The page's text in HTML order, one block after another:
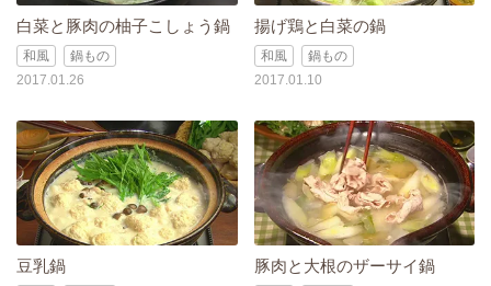
白菜と豚肉の柚子こしょう鍋
和風
鍋もの
2017.01.26
揚げ鶏と白菜の鍋
和風
鍋もの
2017.01.10
豆乳鍋 豚肉と大根のザーサイ鍋